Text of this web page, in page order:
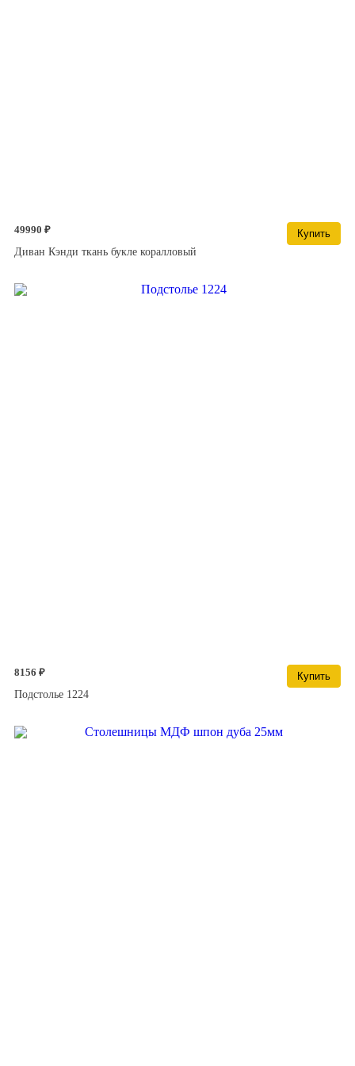
49990 ₽
Купить
Диван Кэнди ткань букле коралловый
8156 ₽
Купить
Подстолье 1224